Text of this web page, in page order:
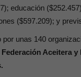
educación
($597.209); y
por unas 140
Federación Aceitera